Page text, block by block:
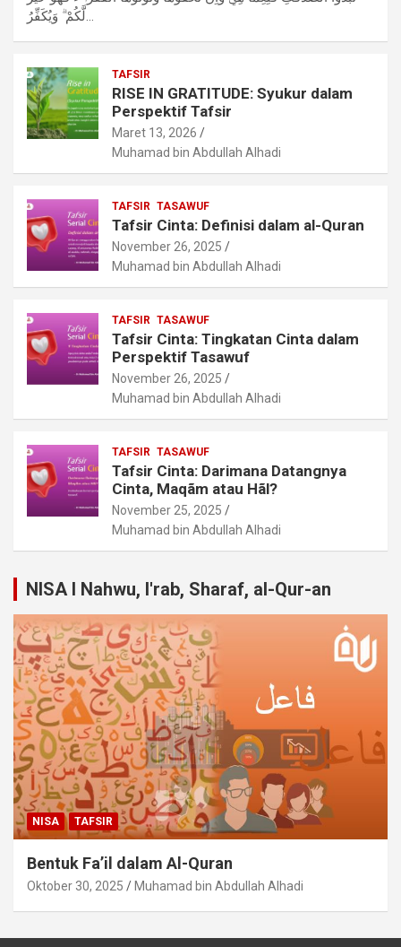
لَّكُمْ ۗ وَيُكَفِّرُ…
TAFSIR
RISE IN GRATITUDE: Syukur dalam
Perspektif Tafsir
Maret 13, 2026
Muhamad bin Abdullah Alhadi
TAFSIR TASAWUF
Tafsir Cinta: Definisi dalam al-Quran
November 26, 2025
Muhamad bin Abdullah Alhadi
TAFSIR TASAWUF
Tafsir Cinta: Tingkatan Cinta dalam
Perspektif Tasawuf
November 26, 2025
Muhamad bin Abdullah Alhadi
TAFSIR TASAWUF
Tafsir Cinta: Darimana Datangnya
Cinta, Maqãm atau Hãl?
November 25, 2025
Muhamad bin Abdullah Alhadi
NISA I Nahwu, I'rab, Sharaf, al-Qur-an
NISA TAFSIR
Bentuk Fa’il dalam Al-Quran
Oktober 30, 2025 Muhamad bin Abdullah Alhadi